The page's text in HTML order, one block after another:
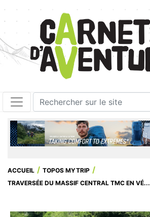
ACCUEIL
TOPOS MYTRIP
TRAVERSÉE DU MASSIF CENTRAL TMC EN VÉ...